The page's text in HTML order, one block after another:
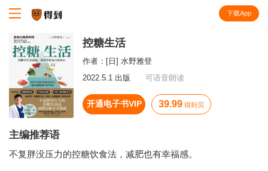
下载App
控糖生活
作者： [日] 水野雅登
2022.5.1 出版
可语音朗读
开通电子书VIP 39.99 得到贝
主编推荐语
不复胖没压力的控糖饮食法，减肥也有幸福感。